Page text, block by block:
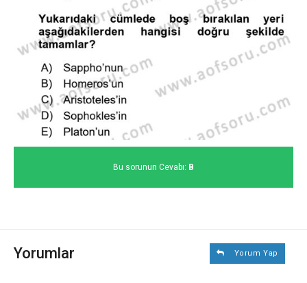
Bu sorunun Cevabı: B
Yorumlar Yorum Yap